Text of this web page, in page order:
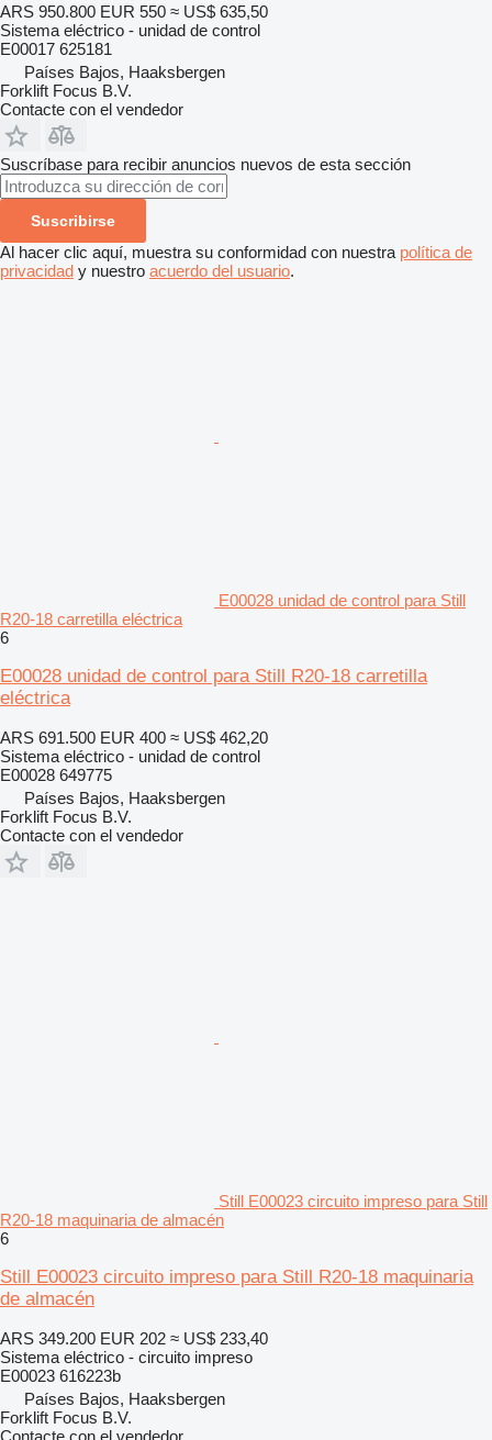
ARS 950.800 EUR 550 ≈ US$ 635,50
Sistema eléctrico - unidad de control
E00017 625181
Países Bajos, Haaksbergen
Forklift Focus B.V.
Contacte con el vendedor
Suscríbase para recibir anuncios nuevos de esta sección
Suscribirse
Al hacer clic aquí, muestra su conformidad con nuestra política de
privacidad y nuestro acuerdo del usuario.
E00028 unidad de control para Still
R20-18 carretilla eléctrica
6
E00028 unidad de control para Still R20-18 carretilla
eléctrica
ARS 691.500 EUR 400 ≈ US$ 462,20
Sistema eléctrico - unidad de control
E00028 649775
Países Bajos, Haaksbergen
Forklift Focus B.V.
Contacte con el vendedor
Still E00023 circuito impreso para Still
R20-18 maquinaria de almacén
6
Still E00023 circuito impreso para Still R20-18 maquinaria
de almacén
ARS 349.200 EUR 202 ≈ US$ 233,40
Sistema eléctrico - circuito impreso
E00023 616223b
Países Bajos, Haaksbergen
Forklift Focus B.V.
Contacte con el vendedor